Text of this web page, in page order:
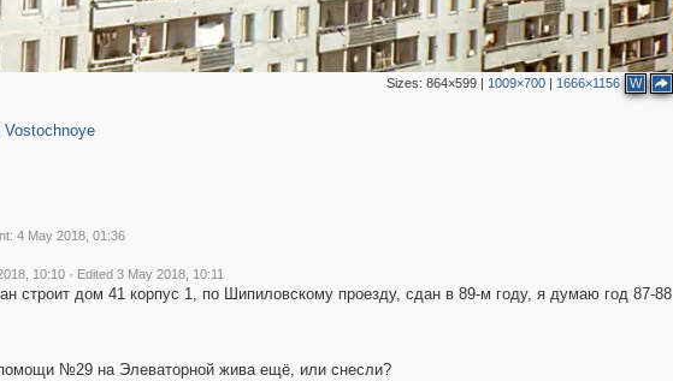
Sizes: 864×599| 1009×700| 1666×1156 W
Vostochnoye
4 May 2018, 01:36
10:10 · Edited 3 May 2018, 10:11
строит дом 41 корпус 1, по Шипиловскому проезду, сдан в 89-м году, я думаю год 87-88
помощи №29 на Элеваторной жива ещё, или снесли?